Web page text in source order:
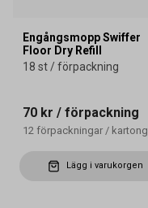
Engångsmopp Swiffer
Floor Dry Refill
18 st / förpackning
70 kr / förpackning
12 förpackningar / kartong
Lägg i varukorgen